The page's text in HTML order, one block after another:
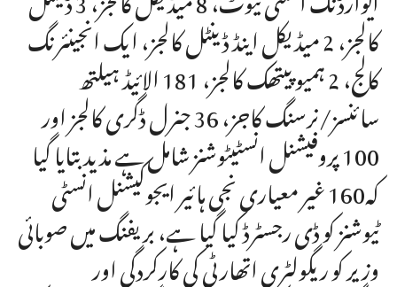
کالجز، 2 میڈیکل اینڈ ڈینٹل کالجز، ایک انجینئرنگ
کالج، 2 ہمیوپیتھک کالجز، 181 الائیڈ ہیلتھ
سائنسز/نرسنگ کاجز، 36 جنرل ڈگری کالجز اور
100 پروفیشنل انسٹیٹوشنز شامل ہے مذید بتایا گیا
کہ160 غیر معیاری نجی ہائیر ایجوکیشنل انسٹی
ٹیوشنز کو ڈی رجسٹرڈ کیا گیا ہے، بریفنگ میں صوبائی
وزیر کو ریگولٹری اتھارٹی کی کارکردگی اور